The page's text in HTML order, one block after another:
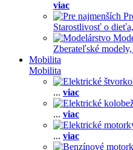
viac
Starostlivosť o dieťa,
Zberateľské modely,
Mobilita
Mobilita
... viac
... viac
... viac